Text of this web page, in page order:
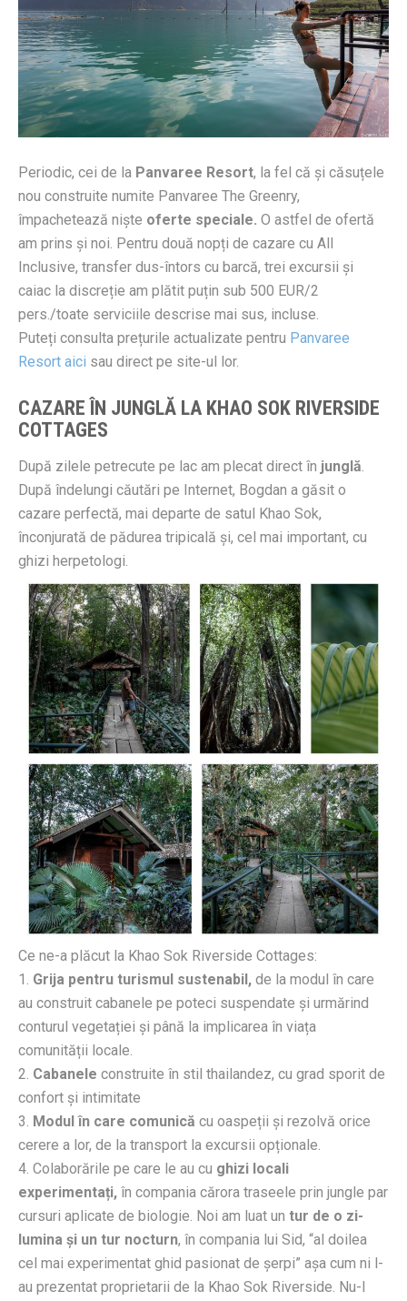
Periodic, cei de la Panvaree Resort, la fel că și căsuțele
nou construite numite Panvaree The Greenry,
împachetează niște oferte speciale. O astfel de ofertă
am prins și noi. Pentru două nopți de cazare cu All
Inclusive, transfer dus-întors cu barcă, trei excursii și
caiac la discreție am plătit puțin sub 500 EUR/2
pers./toate serviciile descrise mai sus, incluse.
Puteți consulta prețurile actualizate pentru Panvaree
Resort aici sau direct pe site-ul lor.
CAZARE ÎN JUNGLĂ LA KHAO SOK RIVERSIDE
COTTAGES
După zilele petrecute pe lac am plecat direct în junglă.
După îndelungi căutări pe Internet, Bogdan a găsit o
cazare perfectă, mai departe de satul Khao Sok,
înconjurată de pădurea tripicală și, cel mai important, cu
ghizi herpetologi.
Ce ne-a plăcut la Khao Sok Riverside Cottages:
1. Grija pentru turismul sustenabil, de la modul în care
au construit cabanele pe poteci suspendate și urmărind
conturul vegetației și până la implicarea în viața
comunității locale.
2. Cabanele construite în stil thailandez, cu grad sporit de
confort și intimitate
3. Modul în care comunică cu oaspeții și rezolvă orice
cerere a lor, de la transport la excursii opționale.
4. Colaborările pe care le au cu ghizi locali
experimentați, în compania cărora traseele prin jungle par
cursuri aplicate de biologie. Noi am luat un tur de o zi-
lumina și un tur nocturn, în compania lui Sid, “al doilea
cel mai experimentat ghid pasionat de șerpi” așa cum ni l-
au prezentat proprietarii de la Khao Sok Riverside. Nu-l